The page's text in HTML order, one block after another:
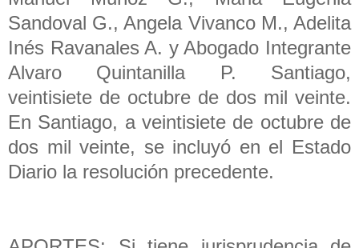
Sandoval G., Angela Vivanco M., Adelita
Inés Ravanales A. y Abogado Integrante
Alvaro Quintanilla P. Santiago,
veintisiete de octubre de dos mil veinte.
En Santiago, a veintisiete de octubre de
dos mil veinte, se incluyó en el Estado
Diario la resolución precedente.